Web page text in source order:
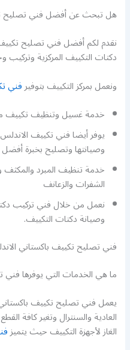
هل تبحث عن أفضل فني تصليح
نقدم لكم أفضل فني تصليح
دكتات التكييف المركزية وتركيب
ونعمل بمركز التكييف بتوفيرفني
خدمة غسيل وتنظيف تكييف
يوفر أيضا فني تكييف
وصيانتها وتصليح بخبرة
خدمة تنظيف المبرد
الشفرات والزعانف
نعمل من خلال فني تركيب
وصيانة دكتات التكييف.
فني تصليح تكييف باكستاني
ما هي الخدمات التي يوفرها
يعمل فني تصليح تكييف
العادية والسنترال وتغير كافة
الغاز لأجهزة التكييف حيث يتميز